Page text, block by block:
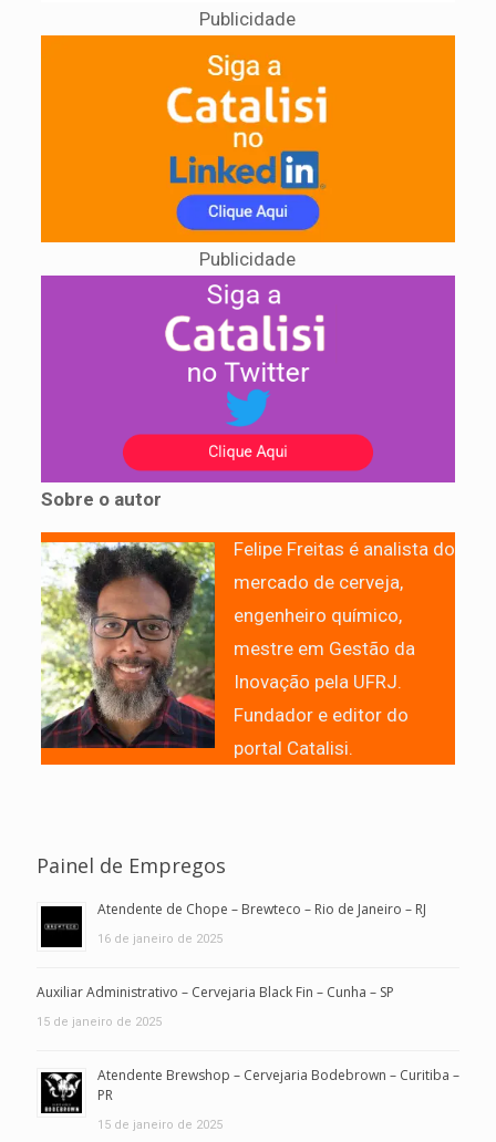
Publicidade
Publicidade
Sobre o autor
Felipe Freitas é analista do
mercado de cerveja,
engenheiro químico,
mestre em Gestão da
Inovação pela UFRJ.
Fundador e editor do
portal Catalisi.
Painel de Empregos
Atendente de Chope – Brewteco – Rio de Janeiro – RJ
16 de janeiro de 2025
Auxiliar Administrativo – Cervejaria Black Fin – Cunha – SP
15 de janeiro de 2025
Atendente Brewshop – Cervejaria Bodebrown – Curitiba –
PR
15 de janeiro de 2025